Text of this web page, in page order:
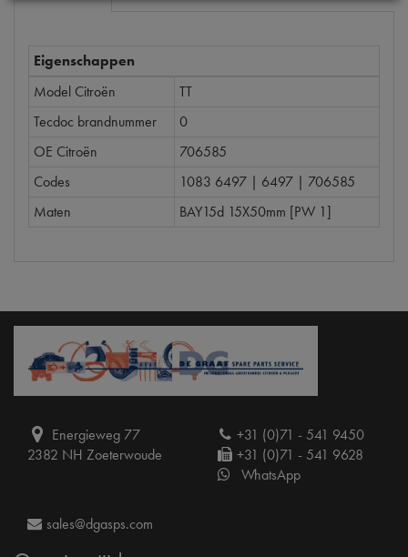
Eigenschappen
Model Citroën
TT
Tecdoc brandnummer
0
OE Citroën
706585
Codes
1083 6497 | 6497 | 706585
Maten
BAY15d 15X50mm [PW 1]
Energieweg 77
2382 NH Zoeterwoude
+31 (0)71 - 541 9450
+31 (0)71 - 541 9628
WhatsApp
sales@dgasps.com